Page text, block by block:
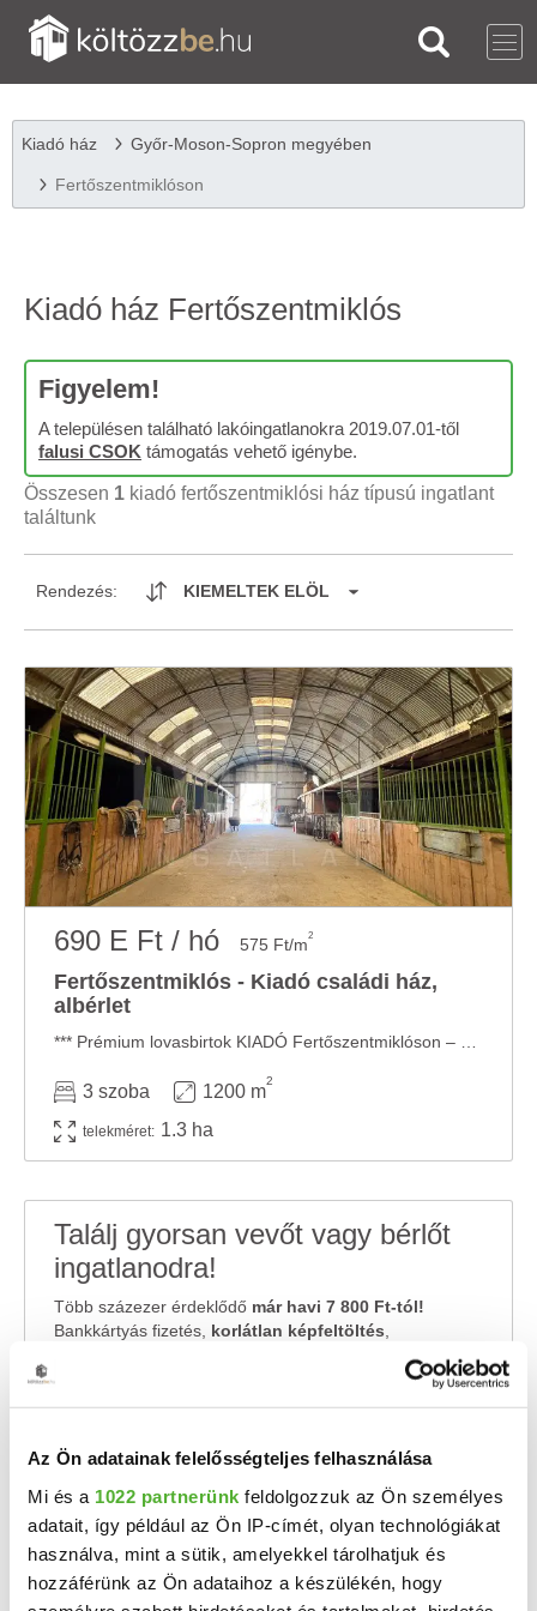
Az Ön adatainak felelősségteljes felhasználása
Mi és a 1022 partnerünk feldolgozzuk az Ön személyes
adatait, így például az Ön IP-címét, olyan technológiákat
használva, mint a sütik, amelyekkel tárolhatjuk és
hozzáférünk az Ön adataihoz a készülékén, hogy
Kiadó ház Győr-Moson-Sopron megyében
Fertőszentmiklóson
Kiadó ház Fertőszentmiklós
Figyelem!
A településen található lakóingatlanokra 2019.07.01-től
falusi CSOK támogatás vehető igénybe.
Összesen 1 kiadó fertőszentmiklósi ház típusú ingatlant
találtunk
Rendezés: KIEMELTEK ELÖL
690 E Ft / hó 575 Ft/m2
Fertőszentmiklós - Kiadó családi ház,
albérlet
3 szoba 1200 m
2
telekméret: 1.3 ha
Találj gyorsan vevőt vagy bérlőt
ingatlanodra!
Több százezer érdeklődő már havi 7 800 Ft-tól!
Bankkártyás fizetés, korlátlan képfeltöltés
HIRDETÉS FELADÁSA
HIRDETÉSFIGYELŐ
Nem találod amit keresel? Add meg email címedet és
küldjük az új hirdetéseket!